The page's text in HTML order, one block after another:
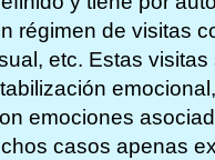
régimen de visitas
etc. Estas
emociones
casos apenas